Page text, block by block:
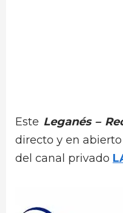
Este Leganés –
directo y en
del canal privado